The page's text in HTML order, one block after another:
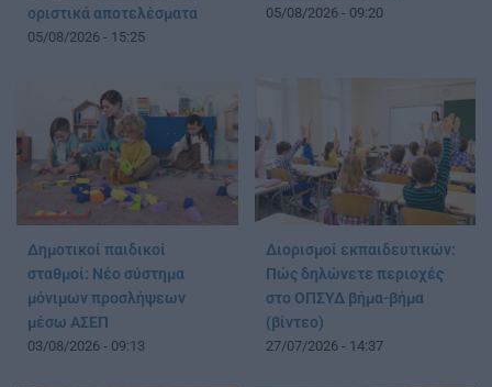
οριστικά αποτελέσματα
05/08/2026 - 15:25
05/08/2026 - 09:20
Δημοτικοί παιδικοί
σταθμοί: Νέο σύστημα
μόνιμων προσλήψεων
μέσω ΑΣΕΠ
03/08/2026 - 09:13
Διορισμοί εκπαιδευτικών:
Πώς δηλώνετε περιοχές
στο ΟΠΣΥΔ βήμα-βήμα
(βίντεο)
27/07/2026 - 14:37